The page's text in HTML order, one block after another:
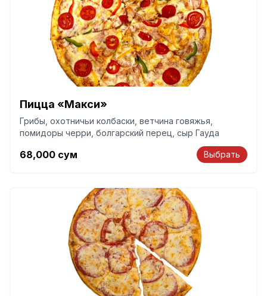
Пицца «Макси»
Грибы, охотничьи колбаски, ветчина говяжья,
помидоры черри, болгарский перец, сыр Гауда
68,000 сум Выбрать